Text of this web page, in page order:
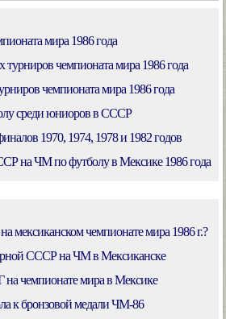
мира 1986 года
чемпионата мира 1986 года
чемпионата мира 1986 года
среди юниоров в СССР
1970, 1974, 1978 и 1982 годов
на ЧМ по футболу в Мексике 1986 года
мексиканском чемпионате мира 1986 г.?
СССР на ЧМ в Мексиканске
чемпионате мира в Мексике
к бронзовой медали ЧМ-86